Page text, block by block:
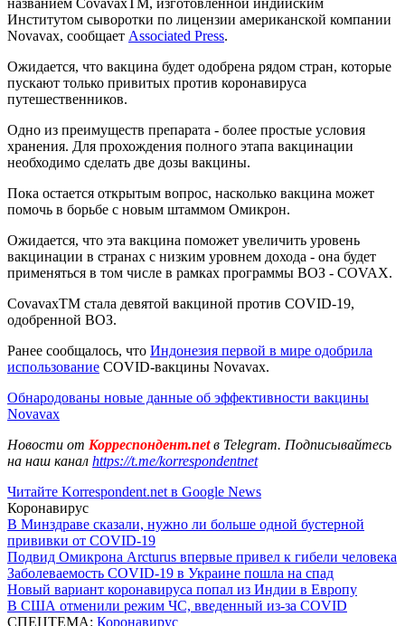
Институтом сыворотки по лицензии американской компании
Novavax, сообщает Associated Press.
Ожидается, что вакцина будет одобрена рядом стран, которые
пускают только привитых против коронавируса
путешественников.
Одно из преимуществ препарата - более простые условия
хранения. Для прохождения полного этапа вакцинации
необходимо сделать две дозы вакцины.
Пока остается открытым вопрос, насколько вакцина может
помочь в борьбе с новым штаммом Омикрон.
Ожидается, что эта вакцина поможет увеличить уровень
вакцинации в странах с низким уровнем дохода - она будет
применяться в том числе в рамках программы ВОЗ - COVAX.
CovavaxTM стала девятой вакциной против COVID-19,
одобренной ВОЗ.
Ранее сообщалось, что Индонезия первой в мире одобрила
использование COVID-вакцины Novavax.
Обнародованы новые данные об эффективности вакцины
Novavax
Новости от Корреспондент.netв Telegram. Подписывайтесь
на наш канал https://t.me/korrespondentnet
Читайте Korrespondent.net в Google News
Коронавирус
В Минздраве сказали, нужно ли больше одной бустерной
прививки от COVID-19
Подвид Омикрона Arcturus впервые привел к гибели человека
Заболеваемость COVID-19 в Украине пошла на спад
Новый вариант коронавируса попал из Индии в Европу
В США отменили режим ЧС, введенный из-за COVID
СПЕЦТЕМА: Коронавирус